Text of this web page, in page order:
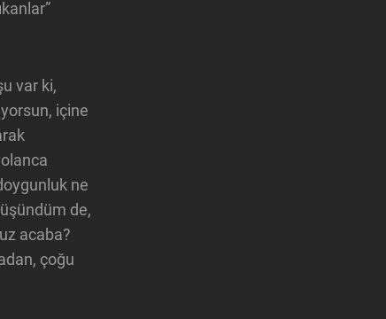
var ki,
içine
ne
de,
acaba?
çoğu